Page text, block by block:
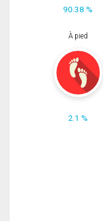
90.38 %
À pied
2.1 %